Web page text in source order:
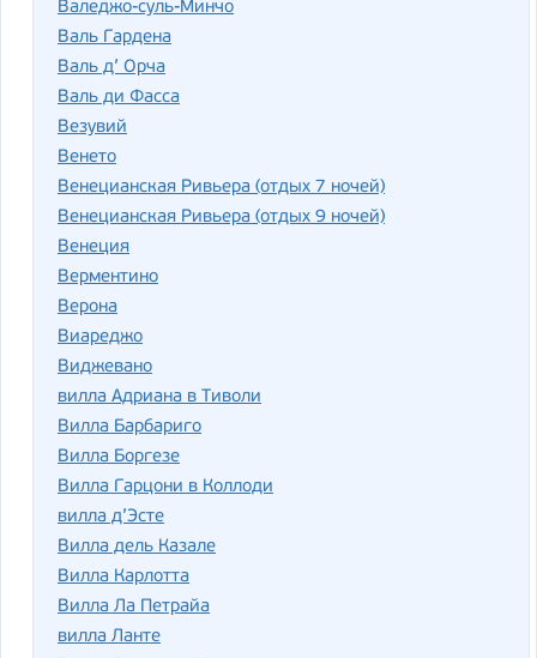
Валеджо-суль-Минчо
Валь Гардена
Валь д’ Орча
Валь ди Фасса
Везувий
Венето
Венецианская Ривьера (отдых 7 ночей)
Венецианская Ривьера (отдых 9 ночей)
Венеция
Верментино
Верона
Виареджо
Виджевано
вилла Адриана в Тиволи
Вилла Барбариго
Вилла Боргезе
Вилла Гарцони в Коллоди
вилла д’Эсте
Вилла дель Казале
Вилла Карлотта
Вилла Ла Петрайа
вилла Ланте